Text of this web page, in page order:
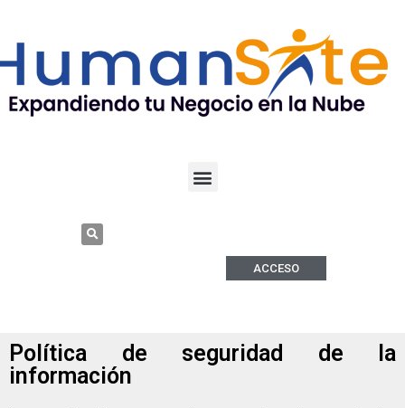
ACCESO
Política de seguridad de la
información